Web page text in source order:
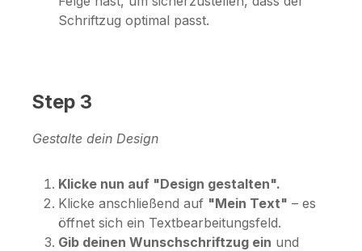
Schriftzug optimal passt.
Step 3
Gestalte dein Design
Klicke nun auf "Design gestalten".
Klicke anschließend auf "Mein Text" – es
öffnet sich ein Textbearbeitungsfeld.
Gib deinen Wunschschriftzug ein und